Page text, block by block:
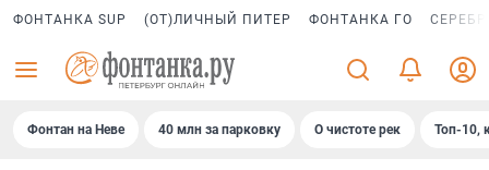
ФОНТАНКА SUP (ОТ)ЛИЧНЫЙ ПИТЕР ФОНТАНКА ГО
Фонтан на Неве 40 млн за парковку О чистоте рек Топ-10,